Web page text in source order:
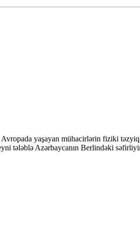
yaşayan mühacirlərin fiziki
tələblə Azərbaycanın Berlindəki